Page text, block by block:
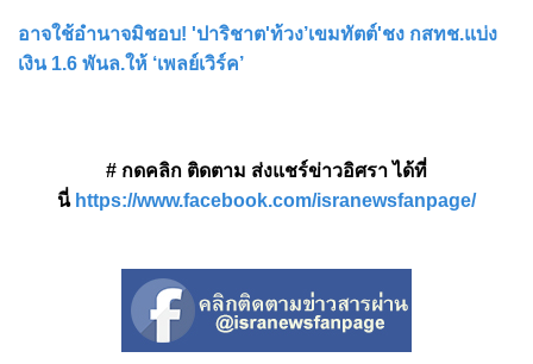
อาจใช้อำนาจมิชอบ! 'ปาริชาต'ท้วง’เขมทัตต์'ชง กสทช.แบ่ง
เงิน 1.6 พันล.ให้ ‘เพลย์เวิร์ค’
# กดคลิก ติดตาม ส่งแชร์ข่าวอิศรา ได้ที่
นี่ https://www.facebook.com/isranewsfanpage/